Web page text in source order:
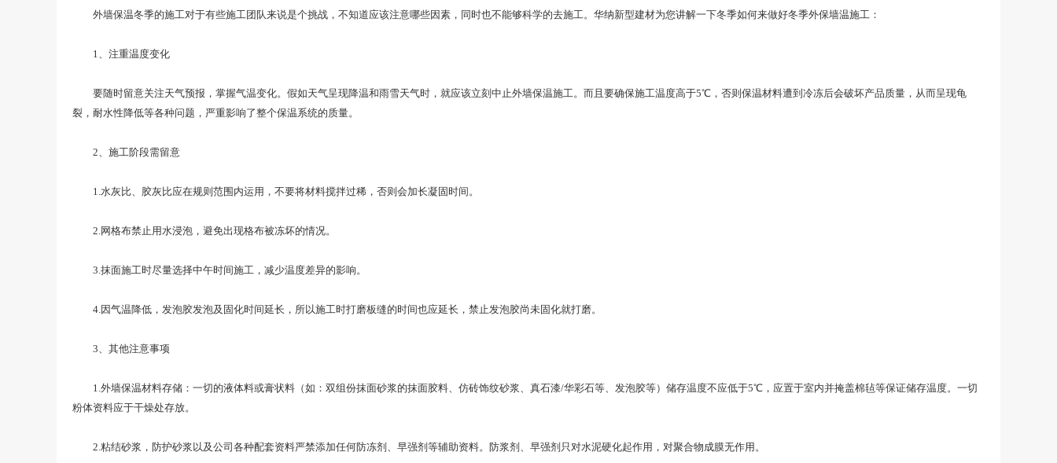
外墙保温冬季的施工对于有些施工团队来说是个挑战，不知道应该注意哪些因素，同时也不能够科学的去施工。华纳新型建材为您讲解一下冬季如何来做好冬季外保墙温施工：
1、注重温度变化
要随时留意关注天气预报，掌握气温变化。假如天气呈现降温和雨雪天气时，就应该立刻中止外墙保温施工。而且要确保施工温度高于5℃，否则保温材料遭到冷冻后会破坏产品质量，从而呈现龟
裂，耐水性降低等各种问题，严重影响了整个保温系统的质量。
2、施工阶段需留意
1.水灰比、胶灰比应在规则范围内运用，不要将材料搅拌过稀，否则会加长凝固时间。
2.网格布禁止用水浸泡，避免出现格布被冻坏的情况。
3.抹面施工时尽量选择中午时间施工，减少温度差异的影响。
4.因气温降低，发泡胶发泡及固化时间延长，所以施工时打磨板缝的时间也应延长，禁止发泡胶尚未固化就打磨。
3、其他注意事项
1.外墙保温材料存储：一切的液体料或膏状料（如：双组份抹面砂浆的抹面胶料、仿砖饰纹砂浆、真石漆/华彩石等、发泡胶等）储存温度不应低于5℃，应置于室内并掩盖棉毡等保证储存温度。一切
粉体资料应于干燥处存放。
2.粘结砂浆，防护砂浆以及公司各种配套资料严禁添加任何防冻剂、早强剂等辅助资料。防浆剂、早强剂只对水泥硬化起作用，对聚合物成膜无作用。